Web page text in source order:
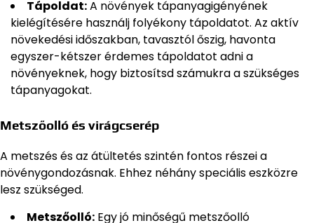
Tápoldat:A növények tápanyagigényének
kielégítésére használj folyékony tápoldatot. Az aktív
növekedési időszakban, tavasztól őszig, havonta
egyszer-kétszer érdemes tápoldatot adni a
növényeknek, hogy biztosítsd számukra a szükséges
tápanyagokat.
Metszőolló és virágcserép
A metszés és az átültetés szintén fontos részei a
növénygondozásnak. Ehhez néhány speciális eszközre
lesz szükséged.
Metszőolló: Egy jó minőségű metszőolló